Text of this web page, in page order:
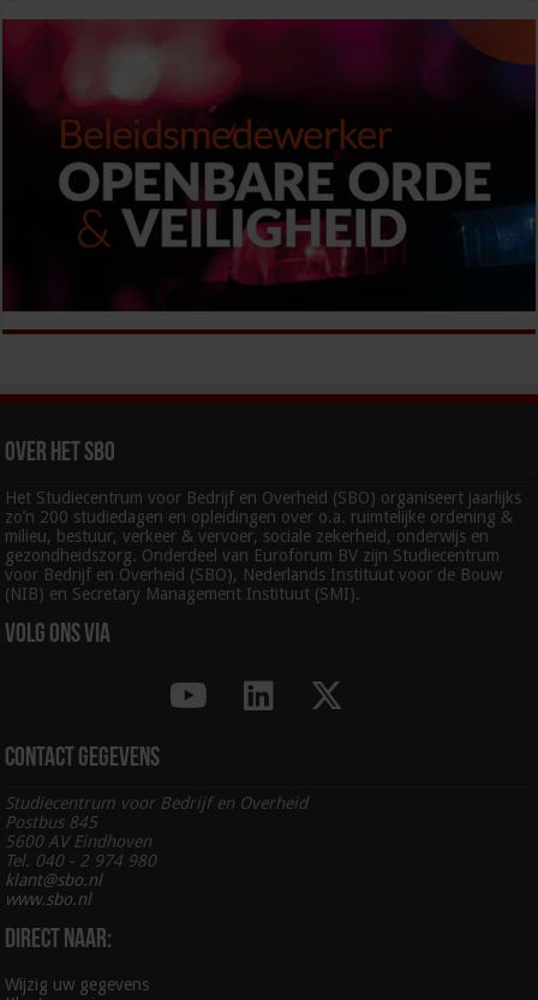
Over het SBO
Het Studiecentrum voor Bedrijf en Overheid (SBO) organiseert jaarlijks
zo’n 200 studiedagen en opleidingen over o.a. ruimtelijke ordening &
milieu, bestuur, verkeer & vervoer, sociale zekerheid, onderwijs en
gezondheidszorg. Onderdeel van Euroforum BV zijn Studiecentrum
voor Bedrijf en Overheid (SBO), Nederlands Instituut voor de Bouw
(NIB) en Secretary Management Instituut (SMI).
Volg ons via
Contact gegevens
Studiecentrum voor Bedrijf en Overheid
Postbus 845
5600 AV Eindhoven
Tel. 040 - 2 974 980
klant@sbo.nl
www.sbo.nl
Direct naar:
Wijzig uw gegevens